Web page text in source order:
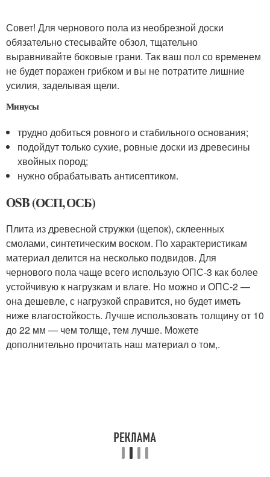
Совет! Для чернового пола из необрезной доски
обязательно стесывайте обзол, тщательно
выравнивайте боковые грани. Так ваш пол со временем
не будет поражен грибком и вы не потратите лишние
усилия, заделывая щели.
Минусы
трудно добиться ровного и стабильного основания;
подойдут только сухие, ровные доски из древесины
хвойных пород;
нужно обрабатывать антисептиком.
OSB (ОСП, ОСБ)
Плита из древесной стружки (щепок), склеенных
смолами, синтетическим воском. По характеристикам
материал делится на несколько подвидов. Для
чернового пола чаще всего использую ОПС-3 как более
устойчивую к нагрузкам и влаге. Но можно и ОПС-2 —
она дешевле, с нагрузкой справится, но будет иметь
ниже влагостойкость. Лучше использовать толщину от 10
до 22 мм — чем толще, тем лучше. Можете
дополнительно прочитать наш материал о том,.